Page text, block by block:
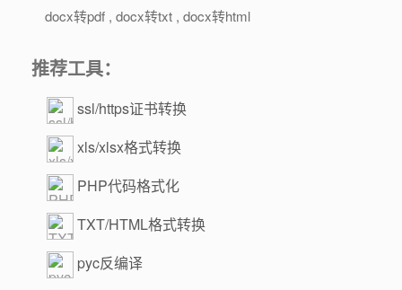
docx转pdf , docx转txt , docx转html
推荐工具：
ssl/https证书转换
xls/xlsx格式转换
PHP代码格式化
TXT/HTML格式转换
pyc反编译